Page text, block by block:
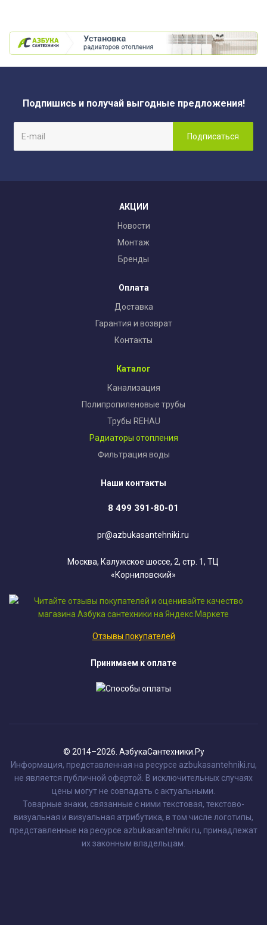
Подпишись и получай выгодные предложения!
АКЦИИ
Новости
Монтаж
Бренды
Оплата
Доставка
Гарантия и возврат
Контакты
Каталог
Канализация
Полипропиленовые трубы
Трубы REHAU
Радиаторы отопления
Фильтрация воды
Наши контакты
8 499 391-80-01
pr@azbukasantehniki.ru
Москва, Калужское шоссе, 2, стр. 1, ТЦ
«Корниловский»
Отзывы покупателей
Принимаем к оплате
© 2014–2026. АзбукаСантехники.Ру
Информация, представленная на ресурсе azbukasantehniki.ru,
не является публичной офертой. В исключительных случаях
цены могут не совпадать с актуальными.
Товарные знаки, связанные с ними текстовая, текстово-
визуальная и визуальная атрибутика, в том числе логотипы,
представленные на ресурсе azbukasantehniki.ru, принадлежат
их законным владельцам.